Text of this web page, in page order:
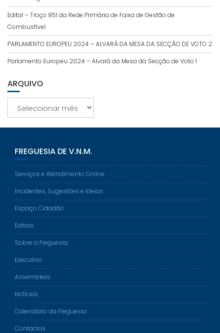
Edital – Troço 851 da Rede Primária de Faixa de Gestão de
Combustível
PARLAMENTO EUROPEU 2024 – ALVARÁ DA MESA DA SECÇÃO DE VOTO 2
Parlamento Europeu 2024 – Alvará da Mesa da Secção de Voto 1
ARQUIVO
FREGUESIA DE V.N.M.
Serviços e Atendimento Online
Incidentes, Sugestões e Ideias
Espaço Cidadão
Editais
Sobre a Freguesia
Executivo
Assembleia
Notícias
Calendário da Freguesia
Contactos